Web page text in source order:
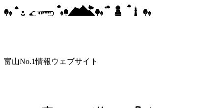
富山No.1情報ウェブサイト